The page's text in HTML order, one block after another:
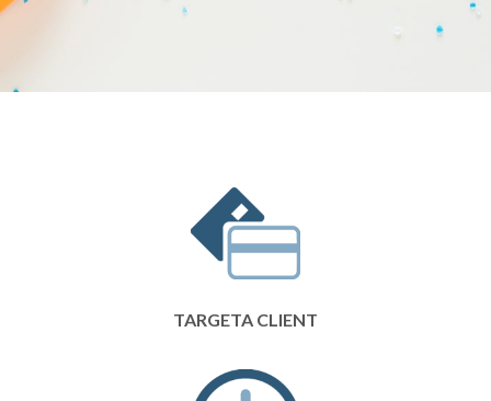
TARGETA CLIENT